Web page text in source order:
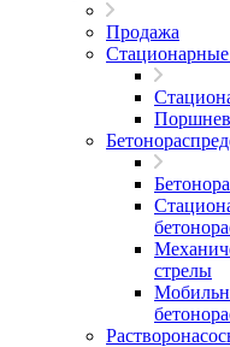
Продажа
стрелы